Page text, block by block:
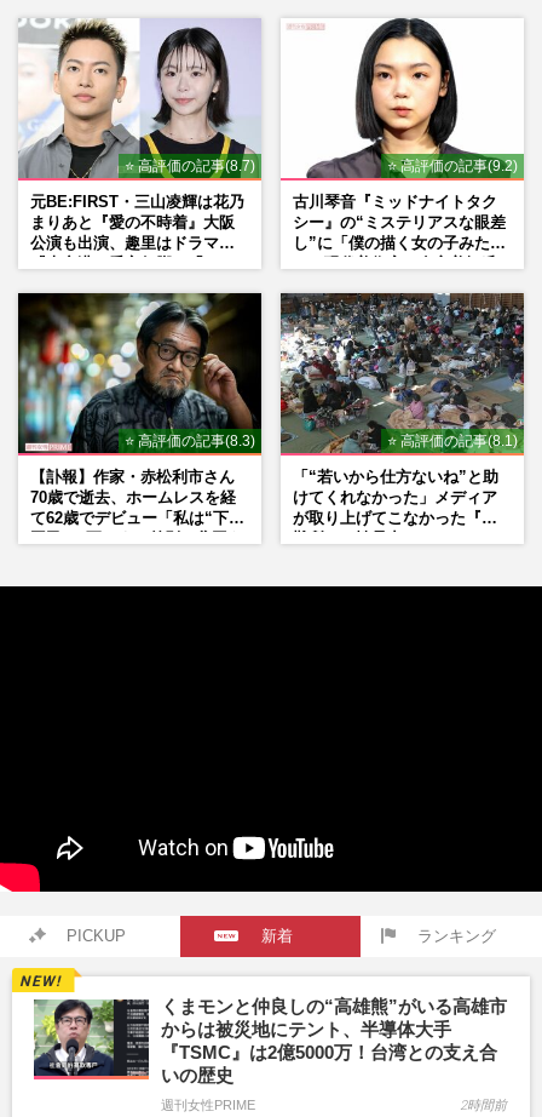
⭐ 高評価の記事(8.7)
元BE:FIRST・三山凌輝は花乃
まりあと『愛の不時着』大阪
公演も出演、趣里はドラマ
⭐ 高評価の記事(9.2)
古川琴音『ミッドナイトタク
シー』の“ミステリアスな眼差
し”に「僕の描く女の子みた
⭐ 高評価の記事(8.3)
【訃報】作家・赤松利市さん
70歳で逝去、ホームレスを経
て62歳でデビュー「私は“下級
⭐ 高評価の記事(8.1)
「“若いから仕方ないね”と助
けてくれなかった」メディア
が取り上げてこなかった『避
PICKUP 新着 ランキング
くまモンと仲良しの“高雄熊”がいる高雄市
からは被災地にテント、半導体大手
『TSMC』は2億5000万！台湾との支え合
いの歴史
週刊女性PRIME 2時間前